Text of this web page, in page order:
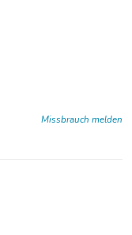
Missbrauch melden